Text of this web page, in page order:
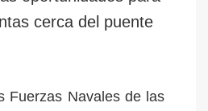
cerca del puente
Fuerzas Navales de las